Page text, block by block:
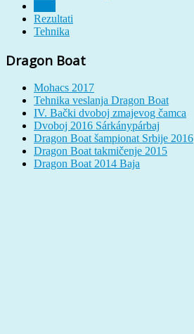
Rezultati
Tehnika
Dragon Boat
Mohacs 2017
Tehnika veslanja Dragon Boat
IV. Bački dvoboj zmajevog čamca
Dvoboj 2016 Sárkánypárbaj
Dragon Boat šampionat Srbije 2016
Dragon Boat takmičenje 2015
Dragon Boat 2014 Baja